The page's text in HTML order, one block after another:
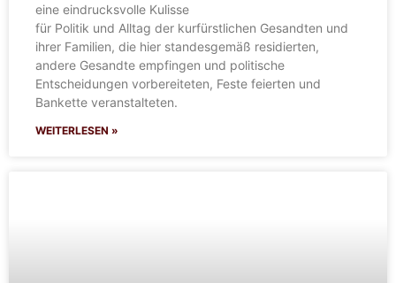
eine eindrucksvolle Kulisse
für Politik und Alltag der kurfürstlichen Gesandten und
ihrer Familien, die hier standesgemäß residierten,
andere Gesandte empfingen und politische
Entscheidungen vorbereiteten, Feste feierten und
Bankette veranstalteten.
WEITERLESEN »